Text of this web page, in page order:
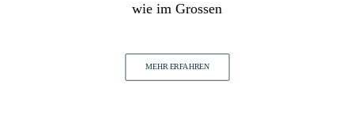
wie im Grossen
MEHR ERFAHREN